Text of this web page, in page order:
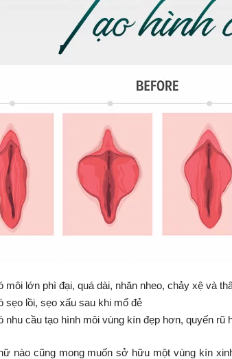
môi lớn phì đại, quá dài, nhăn nheo, chảy xệ và
sẹo lồi, sẹo xấu sau khi mổ đẻ
nhu cầu tạo hình môi vùng kín đẹp hơn, quyến rũ
nào cũng mong muốn sở hữu một vùng kín